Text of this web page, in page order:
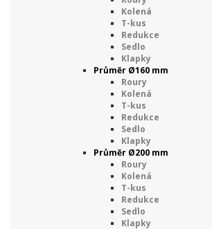
Kolená
T-kus
Redukce
Sedlo
Klapky
Průměr Ø160 mm
Roury
Kolená
T-kus
Redukce
Sedlo
Klapky
Průměr Ø200 mm
Roury
Kolená
T-kus
Redukce
Sedlo
Klapky